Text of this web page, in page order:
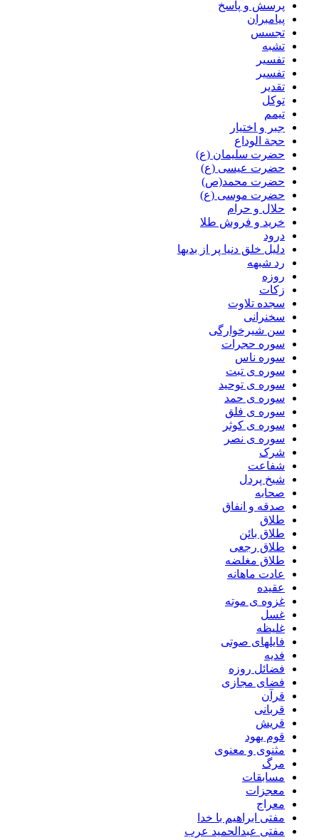
پرسش و پاسخ
پیامبران
تجسس
تشبه
تفسیر
تفسیر
تقدیر
توکل
تیمم
جبر و اختیار
حجة الوداع
حضرت سلیمان (ع)
حضرت عیسی (ع)
حضرت محمد(ص)
حضرت موسی (ع)
حلال و حرام
خرید و فروش طلا
درود
دلیل خلق دنیا پر از بدیها
رد شبهه
روزه
زکات
سجده تلاوت
سخنرانی
سن شیرخوارگی
سوره حجرات
سوره ناس
سوره ی تبت
سوره ی توحید
سوره ی حمد
سوره ی فلق
سوره ی کوثر
سوره ی نصر
شرک
شفاعت
شیخ پردل
صحابه
صدقه و انفاق
طلاق
طلاق بائن
طلاق رجعی
طلاق مغلضه
عادت ماهانه
عقیده
غزوه ی موته
غسل
غلیظه
فایلهای صوتی
فدیه
فضائل روزه
فضای مجازی
قرآن
قربانی
قریش
قوم یهود
مثنوی و معنوی
مرگ
مسابقات
معجزات
معراج
مفتی ابراهیم با خدا
مفتی عبدالحمید عرب